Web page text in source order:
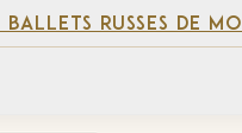
RUSSES DE